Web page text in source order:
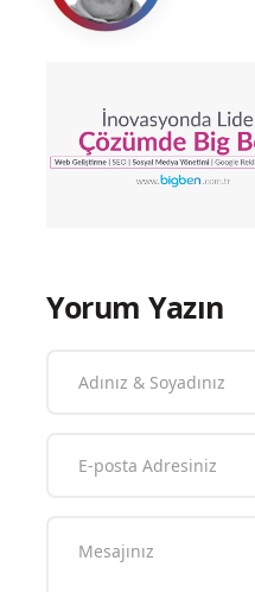
Yorum Yazın